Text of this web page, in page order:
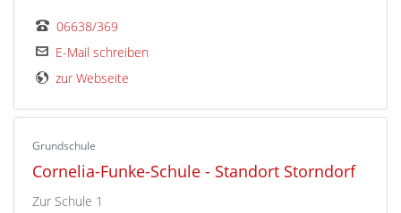
06638/369
E-Mail schreiben
zur Webseite
Grundschule
Cornelia-Funke-Schule - Standort Storndorf
Zur Schule 1